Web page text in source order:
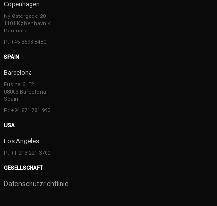
Copenhagen
Ny Østergade 20
1101 København K
Danmark
P: +45 3698 8480
SPAIN
Barcelona
Fusina 6, E2
08003 Barcelona
Spain
P: +34 971 781 990
USA
Los Angeles
P: +1 213 221 3700
GESELLSCHAFT
Datenschutzrichtlinie